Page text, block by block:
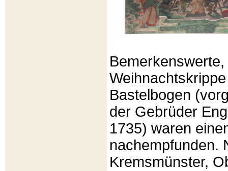
Bastelbogen
der Gebrüder
1735) waren
nachempfunden.
Kremsmünster,